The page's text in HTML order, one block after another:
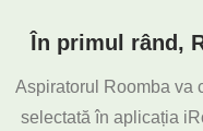
În primul rând,
Aspiratorul Roomba va
selectată în aplicația